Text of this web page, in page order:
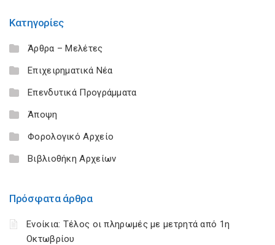
Κατηγορίες
Άρθρα – Μελέτες
Επιχειρηματικά Νέα
Επενδυτικά Προγράμματα
Άποψη
Φορολογικό Αρχείο
Βιβλιοθήκη Αρχείων
Πρόσφατα άρθρα
Ενοίκια: Τέλος οι πληρωμές με μετρητά από 1η
Οκτωβρίου